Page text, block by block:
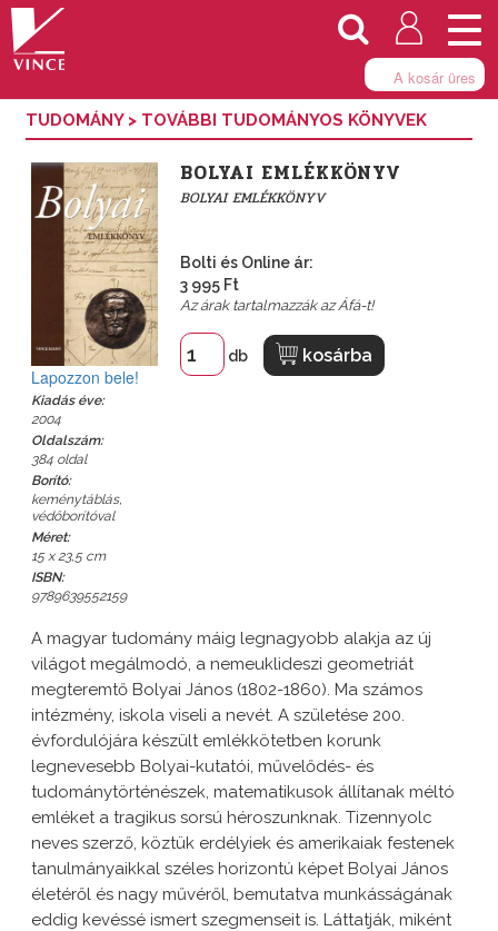
A kosár üres
TUDOMÁNY > TOVÁBBI TUDOMÁNYOS KÖNYVEK
Lapozzon bele!
Kiadás éve:
2004
Oldalszám:
384 oldal
Borító:
keménytáblás,
védőborítóval
Méret:
15 x 23,5 cm
ISBN:
9789639552159
BOLYAI EMLÉKKÖNYV
BOLYAI EMLÉKKÖNYV
Bolti és Online ár:
3 995 Ft
Az árak tartalmazzák az Áfá-t!
db kosárba
A magyar tudomány máig legnagyobb alakja az új
világot megálmodó, a nemeuklideszi geometriát
megteremtő Bolyai János (1802-1860). Ma számos
intézmény, iskola viseli a nevét. A születése 200.
évfordulójára készült emlékkötetben korunk
legnevesebb Bolyai-kutatói, művelődés- és
tudománytörténészek, matematikusok állítanak méltó
emléket a tragikus sorsú héroszunknak. Tizennyolc
neves szerző, köztük erdélyiek és amerikaiak festenek
tanulmányaikkal széles horizontú képet Bolyai János
életéről és nagy művéről, bemutatva munkásságának
eddig kevéssé ismert szegmenseit is. Láttatják, miként